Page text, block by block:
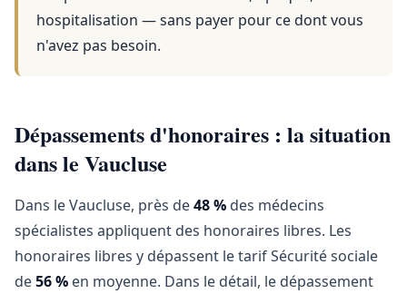
hospitalisation — sans payer pour ce dont vous
n'avez pas besoin.
Dépassements d'honoraires : la situation
dans le Vaucluse
Dans le Vaucluse, près de48 % des médecins
spécialistes appliquent des honoraires libres. Les
honoraires libres y dépassent le tarif Sécurité sociale
de56 % en moyenne. Dans le détail, le dépassement